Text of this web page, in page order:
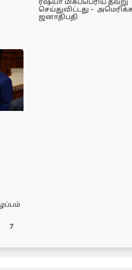
ரஷ்யா மிகப்பெரிய தவறு
செய்துவிட்டது –
ஜனாதிபதி
7